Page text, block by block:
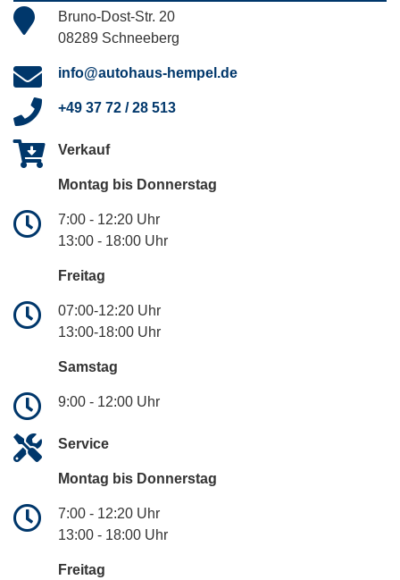
Bruno-Dost-Str. 20
08289 Schneeberg
info@autohaus-hempel.de
+49 37 72 / 28 513
Verkauf
Montag bis Donnerstag
7:00 - 12:20 Uhr
13:00 - 18:00 Uhr
Freitag
07:00-12:20 Uhr
13:00-18:00 Uhr
Samstag
9:00 - 12:00 Uhr
Service
Montag bis Donnerstag
7:00 - 12:20 Uhr
13:00 - 18:00 Uhr
Freitag